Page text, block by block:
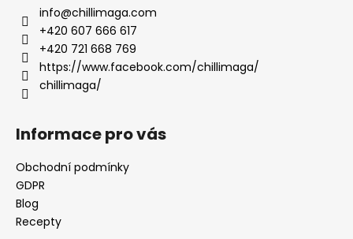
info@chillimaga.com
+420 607 666 617
+420 721 668 769
https://www.facebook.com/chillimaga/
chillimaga/
Informace pro vás
Obchodní podmínky
GDPR
Blog
Recepty